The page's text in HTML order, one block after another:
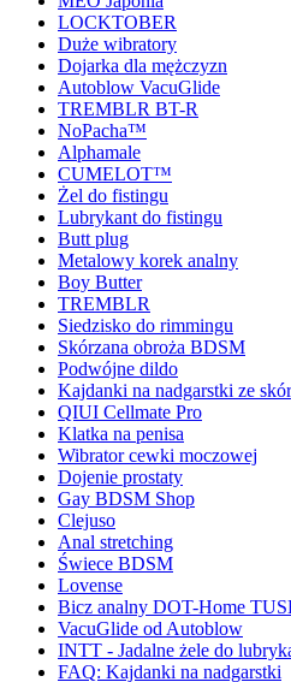
LOCKTOBER
Duże wibratory
Dojarka dla mężczyzn
Autoblow VacuGlide
TREMBLR BT-R
NoPacha™
Alphamale
CUMELOT™
Żel do fistingu
Lubrykant do fistingu
Butt plug
Metalowy korek analny
Boy Butter
TREMBLR
Siedzisko do rimmingu
Skórzana obroża BDSM
Podwójne dildo
Kajdanki na nadgarstki ze
QIUI Cellmate Pro
Klatka na penisa
Wibrator cewki moczowej
Dojenie prostaty
Gay BDSM Shop
Clejuso
Anal stretching
Świece BDSM
Lovense
Bicz analny DOT-Home
VacuGlide od Autoblow
INTT - Jadalne żele do
FAQ: Kajdanki na nadgarstki